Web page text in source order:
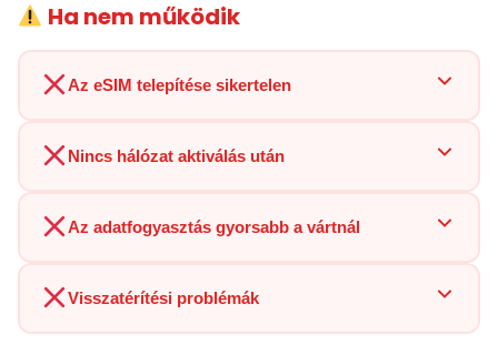
Ha nem működik
Az eSIM telepítése sikertelen
Nincs hálózat aktiválás után
Az adatfogyasztás gyorsabb a vártnál
Visszatérítési problémák